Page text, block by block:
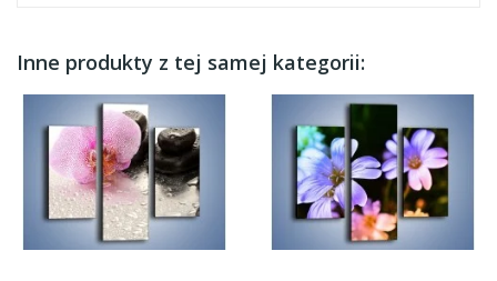
Inne produkty z tej samej kategorii: